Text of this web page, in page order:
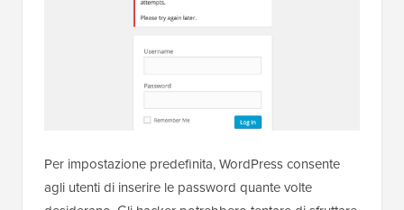
Per impostazione predefinita, WordPress consente
agli utenti di inserire le password quante volte